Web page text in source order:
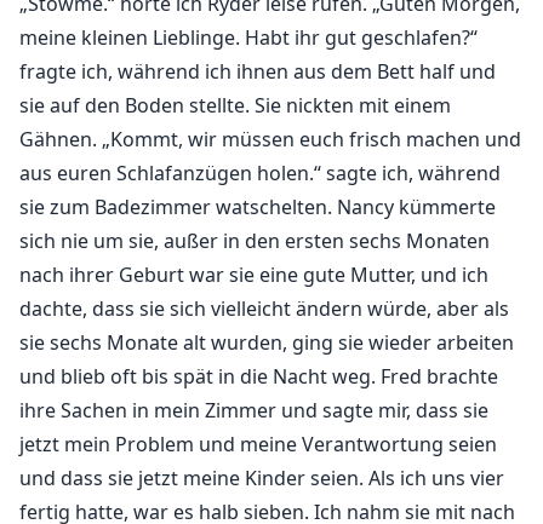
meine kleinen Lieblinge. Habt ihr gut geschlafen?“
fragte ich, während ich ihnen aus dem Bett half und
sie auf den Boden stellte. Sie nickten mit einem
Gähnen. „Kommt, wir müssen euch frisch machen und
aus euren Schlafanzügen holen.“ sagte ich, während
sie zum Badezimmer watschelten. Nancy kümmerte
sich nie um sie, außer in den ersten sechs Monaten
nach ihrer Geburt war sie eine gute Mutter, und ich
dachte, dass sie sich vielleicht ändern würde, aber als
sie sechs Monate alt wurden, ging sie wieder arbeiten
und blieb oft bis spät in die Nacht weg. Fred brachte
ihre Sachen in mein Zimmer und sagte mir, dass sie
jetzt mein Problem und meine Verantwortung seien
und dass sie jetzt meine Kinder seien. Als ich uns vier
fertig hatte, war es halb sieben. Ich nahm sie mit nach